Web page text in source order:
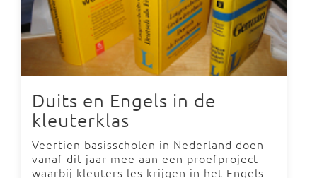
Duits en Engels in de
kleuterklas
Veertien basisscholen in Nederland doen
vanaf dit jaar mee aan een proefproject
waarbij kleuters les krijgen in het Engels